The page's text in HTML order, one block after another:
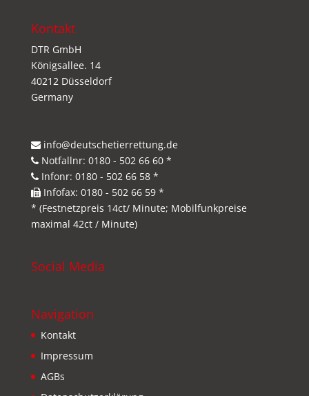
Kontakt
DTR GmbH
Königsallee. 14
40212 Düsseldorf
Germany
info@deutschetierrettung.de
Notfallnr: 0180 - 502 66 60 *
Infonr: 0180 - 502 66 58 *
Infofax: 0180 - 502 66 59 *
* (Festnetzpreis 14ct/ Minute; Mobilfunkpreise
maximal 42ct / Minute)
Social Media
Navigation
Kontakt
Impressum
AGBs